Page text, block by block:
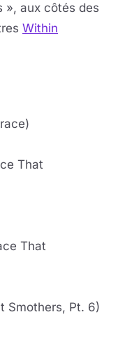
», aux côtés des
Within
That
That
Smothers, Pt. 6)